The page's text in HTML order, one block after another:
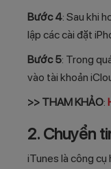
Bước 4: Sau khi
lập các cài đặt
Bước 5: Trong
vào tài khoản
>> THAM KHẢO:
2. Chuyển
iTunes là công cụ